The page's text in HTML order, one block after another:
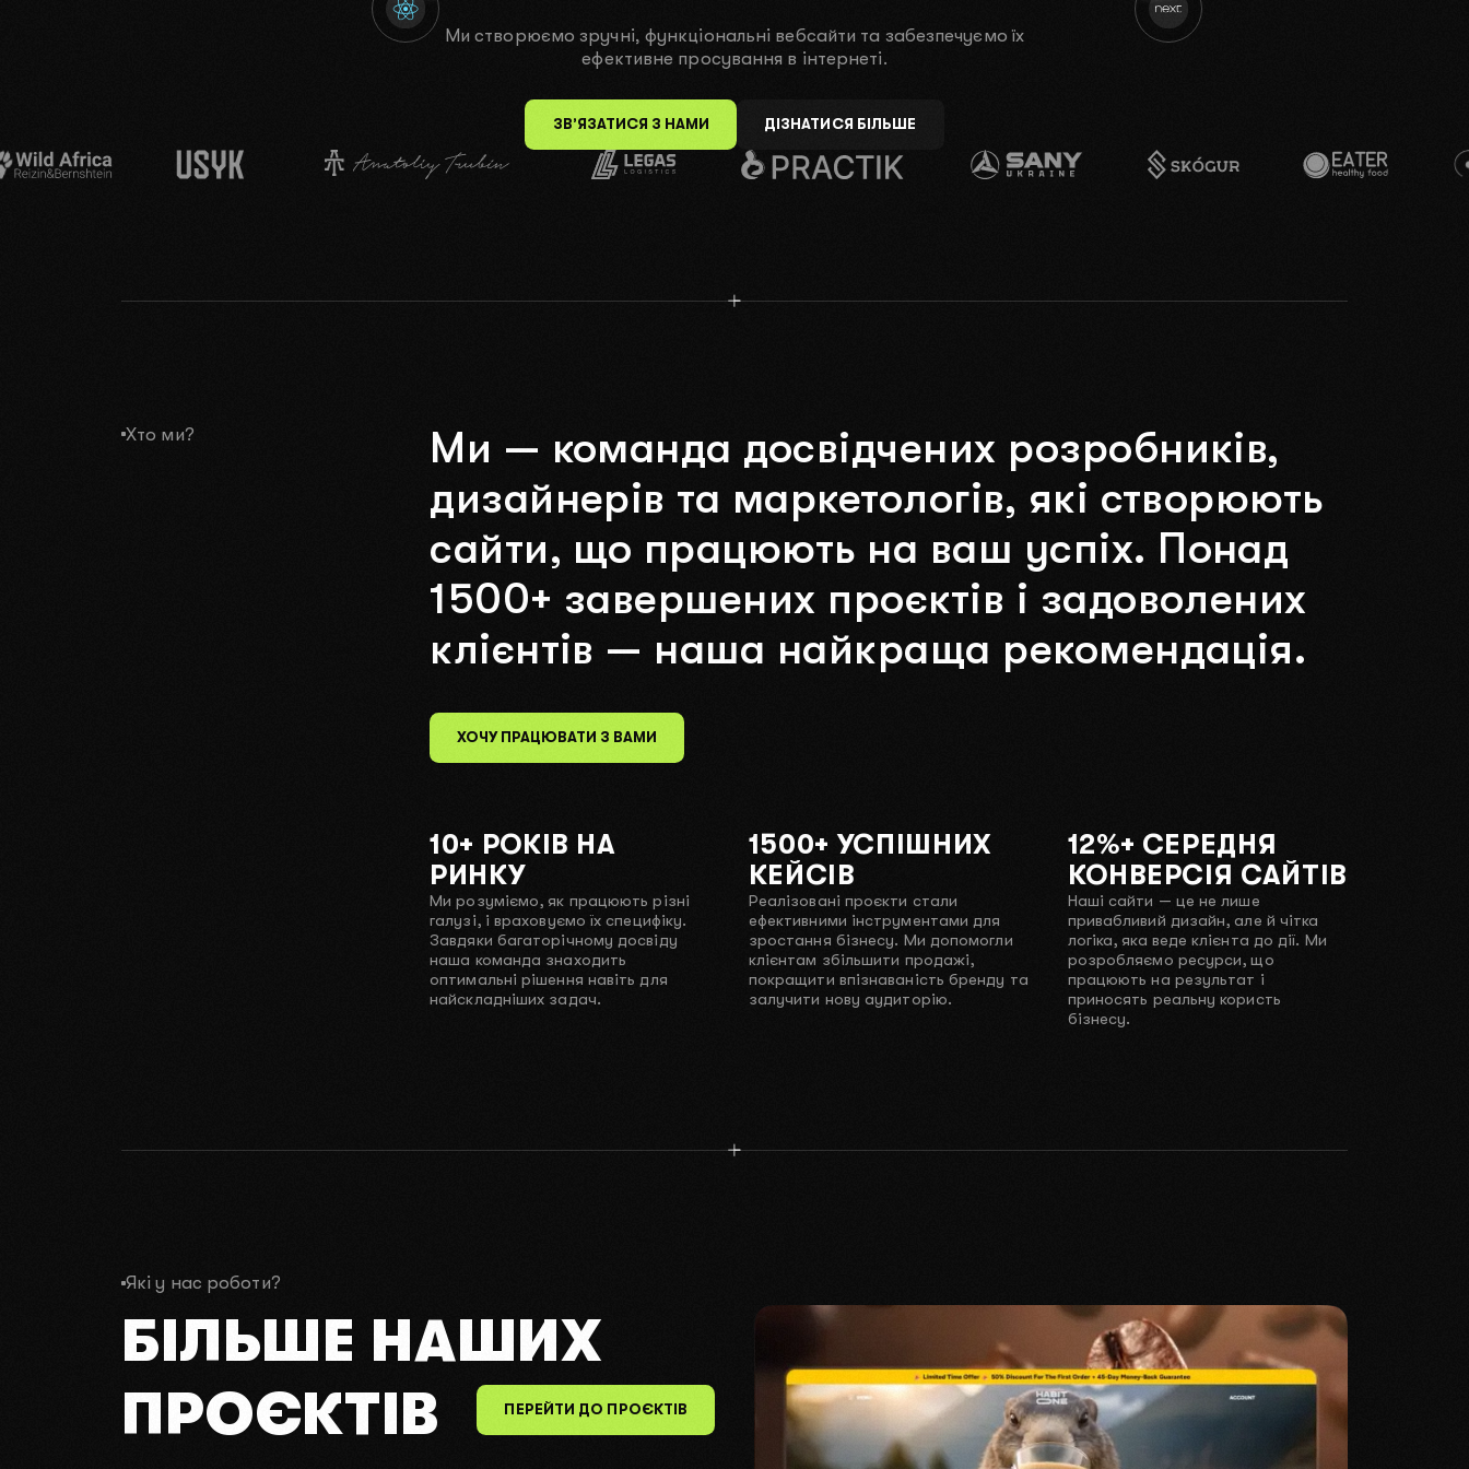
Технології
LaravelOpenCartWordPressReactPHP
Ми створюємо зручні, функціональні вебсайти та забезпечуємо їх
ефективне просування в інтернеті.
ЗВ’ЯЗАТИСЯ З НАМИ ДІЗНАТИСЯ БІЛЬШЕ
Хто ми? Ми — команда досвідчених розробників,
дизайнерів та маркетологів, які створюють
сайти, що працюють на ваш успіх. Понад
1500+ завершених проєктів і задоволених
клієнтів — наша найкраща рекомендація.
ХОЧУ ПРАЦЮВАТИ З ВАМИ
10+ РОКІВ НА
РИНКУ
Ми розуміємо, як працюють різні
галузі, і враховуємо їх специфіку.
Завдяки багаторічному досвіду
наша команда знаходить
оптимальні рішення навіть для
найскладніших задач.
1500+ УСПІШНИХ
КЕЙСІВ
Реалізовані проєкти стали
ефективними інструментами для
зростання бізнесу. Ми допомогли
клієнтам збільшити продажі,
покращити впізнаваність бренду та
залучити нову аудиторію.
12%+ СЕРЕДНЯ
КОНВЕРСІЯ САЙТІВ
Наші сайти — це не лише
привабливий дизайн, але й чітка
логіка, яка веде клієнта до дії. Ми
розробляємо ресурси, що
працюють на результат і
приносять реальну користь
бізнесу.
Які у нас роботи?
БІЛЬШЕ НАШИХ
ПРОЄКТІВ
ПЕРЕЙТИ ДО ПРОЄКТІВ